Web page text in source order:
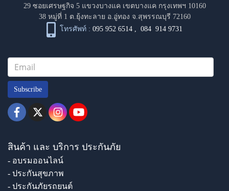
29 ซอยเศรษฐกิจ 5 แขวงบางแค เขตบางแค กรุงเทพฯ 10160
38 หมู่ที่ 1 ต.ยุ้งทะลาย อ.อู่ทอง จ.สุพรรณบุรี 72160
โทรศัพท์ : 095 952 6514 ,084 914 9731
Subscribe
สินค้า และ บริการ ประกันภัย
- อบรมออนไลน์
- ประกันสุขภาพ
- ประกันภัยรถยนต์